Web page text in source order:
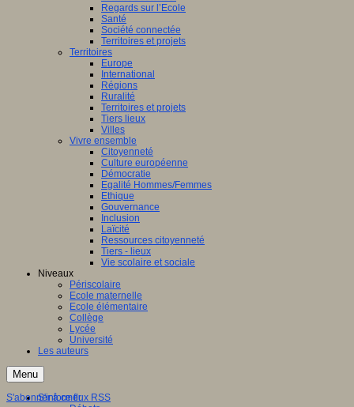
Regards sur l’Ecole
Santé
Société connectée
Territoires et projets
Territoires
Europe
International
Régions
Ruralité
Territoires et projets
Tiers lieux
Villes
Vivre ensemble
Citoyenneté
Culture européenne
Démocratie
Egalité Hommes/Femmes
Ethique
Gouvernance
Inclusion
Laïcité
Ressources citoyenneté
Tiers - lieux
Vie scolaire et sociale
Niveaux
Périscolaire
Ecole maternelle
Ecole élémentaire
Collège
Lycée
Université
Les auteurs
Menu
S'informer
S'abonner à ce flux RSS